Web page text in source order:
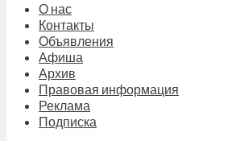
О нас
Контакты
Объявления
Афиша
Архив
Правовая информация
Реклама
Подписка